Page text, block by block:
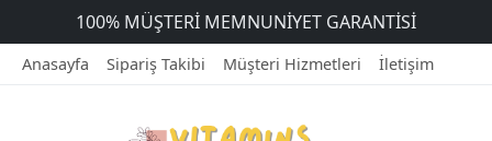
ÜCRETSİZ DEĞİŞİM
Anasayfa Sipariş Takibi Müşteri Hizmetleri İletişim